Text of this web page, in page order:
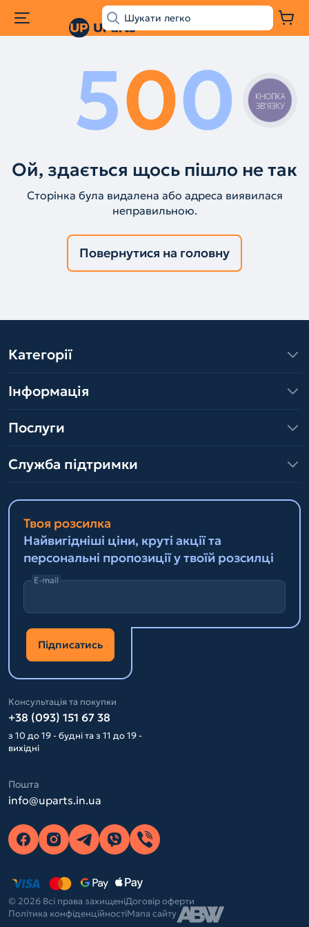
500
Ой, здається щось пішло не так
Сторінка була видалена або адреса виявилася
неправильною.
Повернутися на головну
Категорії
Інформація
Послуги
Служба підтримки
Твоя розсилка
Найвигідніші ціни, круті акції та
персональні пропозиції у твоїй розсилці
E-mail
Підписатись
Консультація та покупки
+38 (093) 151 67 38
з 10 до 19 - будні та з 11 до 19 -
вихідні
Пошта
info@uparts.in.ua
© 2026 Всі права захищеніДоговір оферти
Політика конфіденційностіМапа сайту
КНОПКА
ЗВ'ЯЗКУ